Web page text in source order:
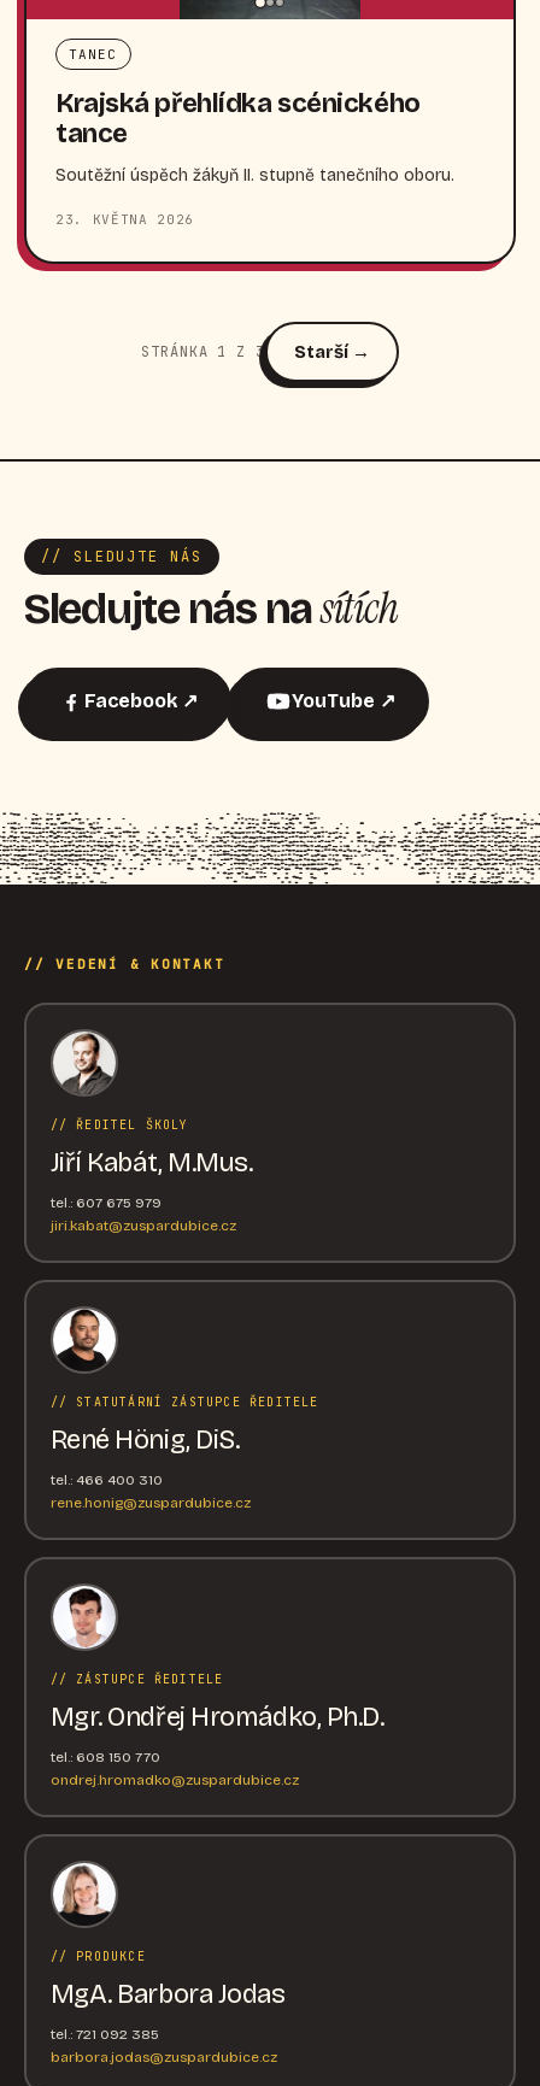
TANEC
Krajská přehlídka scénického
tance
Soutěžní úspěch žákyň II. stupně tanečního oboru.
23. KVĚTNA 2026
STRÁNKA 1 Z 3 Starší →
// SLEDUJTE NÁS
Sledujte nás nasítích
Facebook ↗ YouTube ↗
// VEDENÍ & KONTAKT
// ŘEDITEL ŠKOLY
Jiří Kabát, M.Mus.
tel.: 607 675 979
jiri.kabat@zuspardubice.cz
// STATUTÁRNÍ ZÁSTUPCE ŘEDITELE
René Hönig, DiS.
tel.: 466 400 310
rene.honig@zuspardubice.cz
// ZÁSTUPCE ŘEDITELE
Mgr. Ondřej Hromádko, Ph.D.
tel.: 608 150 770
ondrej.hromadko@zuspardubice.cz
// PRODUKCE
MgA. Barbora Jodas
tel.: 721 092 385
barbora.jodas@zuspardubice.cz